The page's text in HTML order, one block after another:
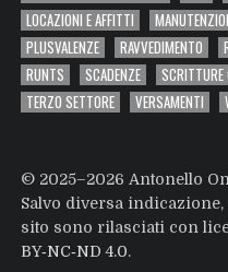
LOCAZIONI E AFFITTI
PLUSVALENZE
RAVVEDIMENTO
RUNTS
SCADENZE SCRITTURE
TERZO SETTORE
VERSAMENTI
© 2025–2026 Antonello
Salvo diversa
sito sono rilasciati con
BY‑NC‑ND 4.0.